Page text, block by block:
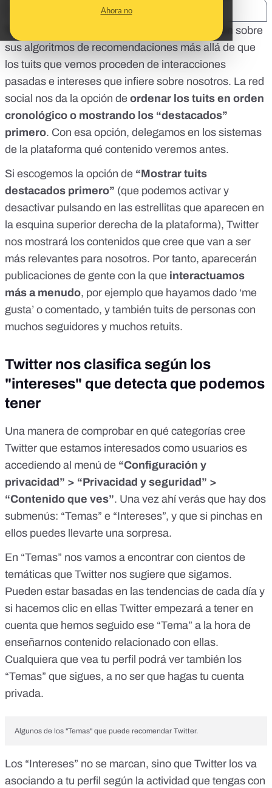
Ahora no
Twitter no ha desvelado demasiada información sobre
sus algoritmos de recomendaciones más allá de que
los tuits que vemos proceden de interacciones
pasadas e intereses que infiere sobre nosotros. La red
social nos da la opción de ordenar los tuits en orden
cronológico o mostrando los “destacados”
primero. Con esa opción, delegamos en los sistemas
de la plataforma qué contenido veremos antes.
Si escogemos la opción de “Mostrar tuits
destacados primero” (que podemos activar y
desactivar pulsando en las estrellitas que aparecen en
la esquina superior derecha de la plataforma), Twitter
nos mostrará los contenidos que cree que van a ser
más relevantes para nosotros. Por tanto, aparecerán
publicaciones de gente con la que interactuamos
más a menudo, por ejemplo que hayamos dado ‘me
gusta’ o comentado, y también tuits de personas con
muchos seguidores y muchos retuits.
Twitter nos clasifica según los
"intereses" que detecta que podemos
tener
Una manera de comprobar en qué categorías cree
Twitter que estamos interesados como usuarios es
accediendo al menú de “Configuración y
privacidad” > “Privacidad y seguridad” >
“Contenido que ves”. Una vez ahí verás que hay dos
submenús: “Temas” e “Intereses”, y que si pinchas en
ellos puedes llevarte una sorpresa.
En “Temas” nos vamos a encontrar con cientos de
temáticas que Twitter nos sugiere que sigamos.
Pueden estar basadas en las tendencias de cada día y
si hacemos clic en ellas Twitter empezará a tener en
cuenta que hemos seguido ese “Tema” a la hora de
enseñarnos contenido relacionado con ellas.
Cualquiera que vea tu perfil podrá ver también los
“Temas” que sigues, a no ser que hagas tu cuenta
privada.
Algunos de los "Temas" que puede recomendar Twitter.
Los “Intereses” no se marcan, sino que Twitter los va
asociando a tu perfil según la actividad que tengas con